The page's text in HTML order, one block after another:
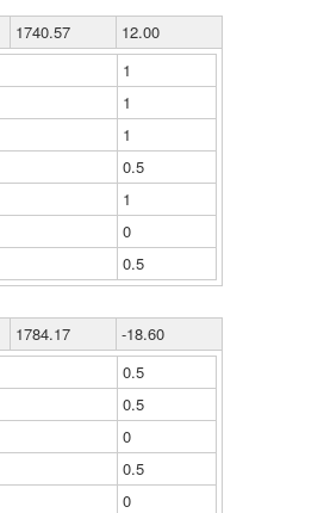
1740.57
12.00
1
1
1
0.5
1
0
0.5
1784.17
-18.60
0.5
0.5
0
0.5
0